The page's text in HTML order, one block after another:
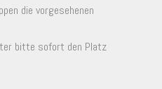
die vorgesehenen
bitte sofort den Platz